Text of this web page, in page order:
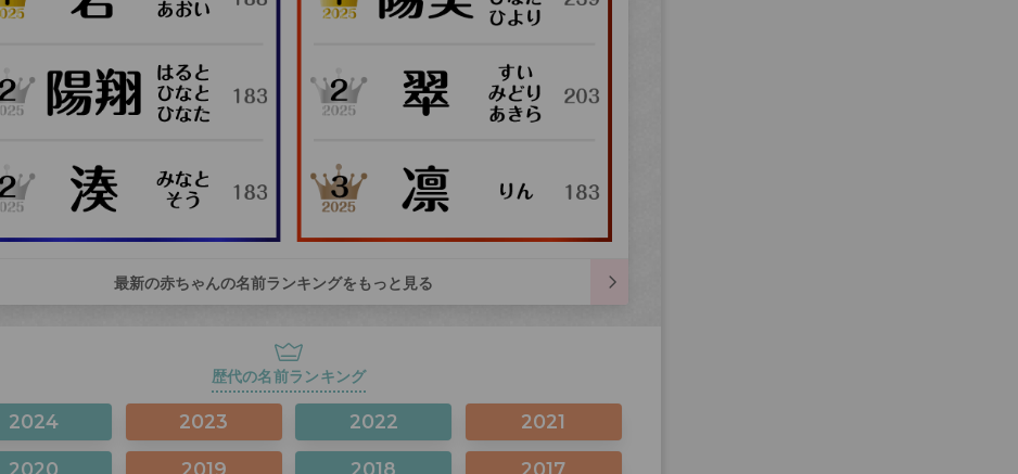
最新の赤ちゃんの名前ランキングをもっと見る
歴代の名前ランキング
2024 2023 2022 2021
2020 2019 2018 2017